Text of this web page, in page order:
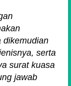
dikemudian
serta
surat kuasa
jawab